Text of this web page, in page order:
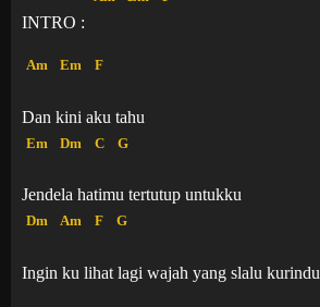
INTRO :
Am Em F
Dan kini aku tahu
Em Dm C G
Jendela hatimu tertutup untukku
Dm Am F G
Ingin ku lihat lagi wajah yang slalu kurindu